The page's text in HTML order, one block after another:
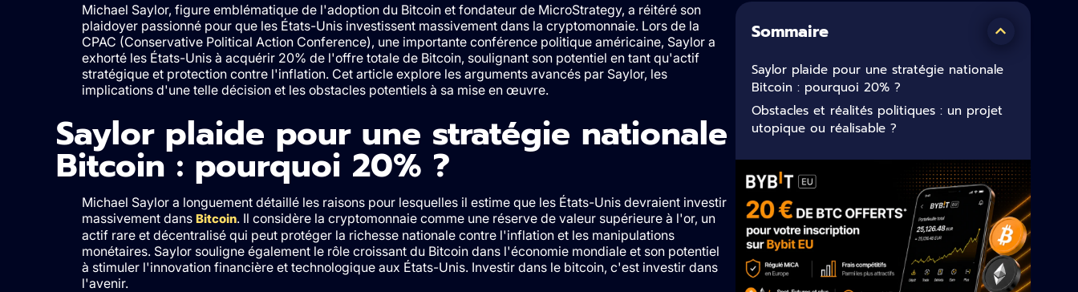
Michael Saylor, figure emblématique de l'adoption du Bitcoin et fondateur de MicroStrategy, a réitéré son
plaidoyer passionné pour que les États-Unis investissent massivement dans la cryptomonnaie. Lors de la
CPAC (Conservative Political Action Conference), une importante conférence politique américaine, Saylor a
exhorté les États-Unis à acquérir 20% de l'offre totale de Bitcoin, soulignant son potentiel en tant qu'actif
stratégique et protection contre l'inflation. Cet article explore les arguments avancés par Saylor, les
implications d'une telle décision et les obstacles potentiels à sa mise en œuvre.
Saylor plaide pour une stratégie nationale
Bitcoin : pourquoi 20% ?
Michael Saylor a longuement détaillé les raisons pour lesquelles il estime que les États-Unis devraient investir
massivement dans Bitcoin. Il considère la cryptomonnaie comme une réserve de valeur supérieure à l'or, un
actif rare et décentralisé qui peut protéger la richesse nationale contre l'inflation et les manipulations
monétaires. Saylor souligne également le rôle croissant du Bitcoin dans l'économie mondiale et son potentiel
à stimuler l'innovation financière et technologique aux États-Unis. Investir dans le bitcoin, c'est investir dans
l'avenir.
Sommaire
Saylor plaide pour une stratégie nationale
Bitcoin : pourquoi 20% ?
Obstacles et réalités politiques : un projet
utopique ou réalisable ?